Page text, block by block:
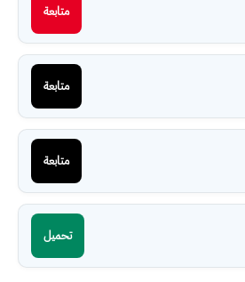
متابعة
متابعة
متابعة
تحميل